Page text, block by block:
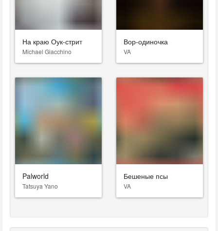
На краю Оук-стрит
Michael Giacchino
Вор-одиночка
VA
Palworld
Tatsuya Yano
Бешеные псы
VA